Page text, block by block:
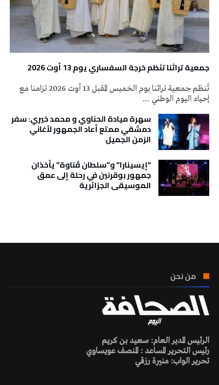
جمعية تراثنا تنَظم خرجة السفساري يوم 13 أوت 2026
تُنظم جمعية تراثنا يوم الخميس المقبل 13 أوت 2026 تزامنا مع
إحياء اليوم الوطني …
سهرة ميادة الحناوي و محمد خيري: سفر
دمشقي ممتع أعاد الجمهور لأغاني
الزمن الجميل
“إيسينارا” و”سلطان ڤناوة” يأخذان
جمهور بوقرنين في رحلة إلى عمق
الموسيقى الجزائرية
من نحن
الرئيس المدير العام: سعيد بن كريم
رئيس التحرير المساعد : المنصف عويساوي
تحرير الواب: منيرة رزقي